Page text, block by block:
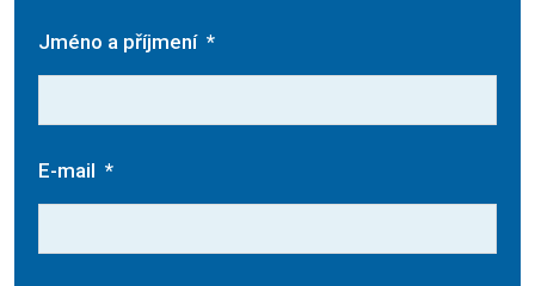
Jméno a příjmení *
E-mail *